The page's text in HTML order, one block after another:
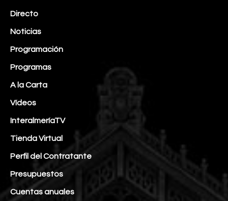
Directo
Noticias
Programación
Programas
A la Carta
Vídeos
InteralmeríaTV
Tienda Virtual
Perfil del Contratante
Presupuestos
Cuentas anuales